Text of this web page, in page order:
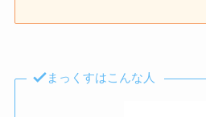
まっくすはこんな人